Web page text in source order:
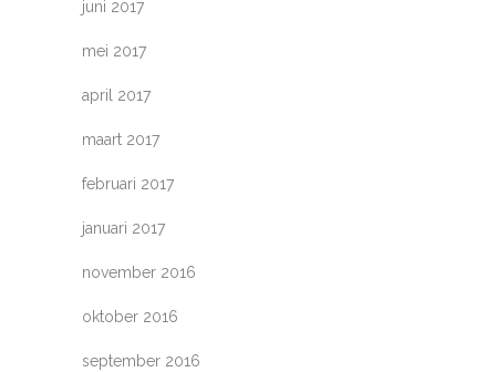
juni 2017
mei 2017
april 2017
maart 2017
februari 2017
januari 2017
november 2016
oktober 2016
september 2016